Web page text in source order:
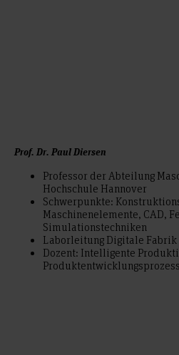
Prof. Dr. Paul Diersen
Professor der Abteilung
Hochschule Hannover
Schwerpunkte:
Maschinenelemente, CAD,
Simulationstechniken
Laborleitung Digitale
Dozent: Intelligente